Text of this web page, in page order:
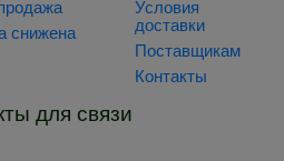
снижена
Условия
доставки
Поставщикам
Контакты
для связи